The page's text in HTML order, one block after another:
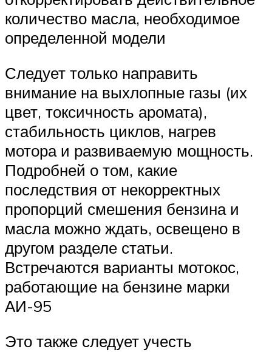
количество масла, необходимое
определенной модели
Следует только направить
внимание на выхлопные газы (их
цвет, токсичность аромата),
стабильность циклов, нагрев
мотора и развиваемую мощность.
Подробней о том, какие
последствия от некорректных
пропорций смешения бензина и
масла можно ждать, освещено в
другом разделе статьи.
Встречаются варианты мотокос,
работающие на бензине марки
АИ-95
Это также следует учесть